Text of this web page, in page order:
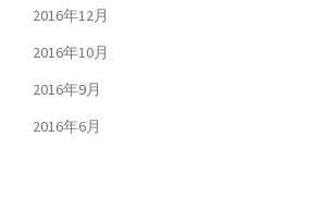
2016年12月
2016年10月
2016年9月
2016年6月